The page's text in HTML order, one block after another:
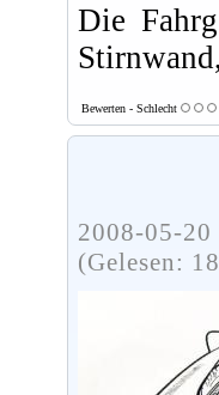
Die
Bewerten - Schlecht
2008-05-
(Gelesen: